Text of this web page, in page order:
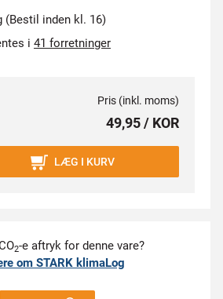
(Bestil inden kl. 16)
i 41 forretninger
Pris (inkl. moms)
49,95 / KOR
LÆG I KURV
2-e aftryk for denne vare?
om STARK klimaLog